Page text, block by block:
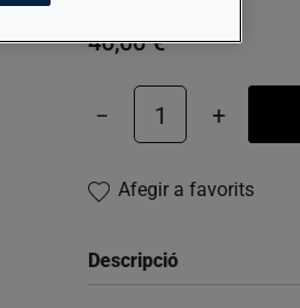
40,00 €
− 1 +
Afegir a favorits
Descripció